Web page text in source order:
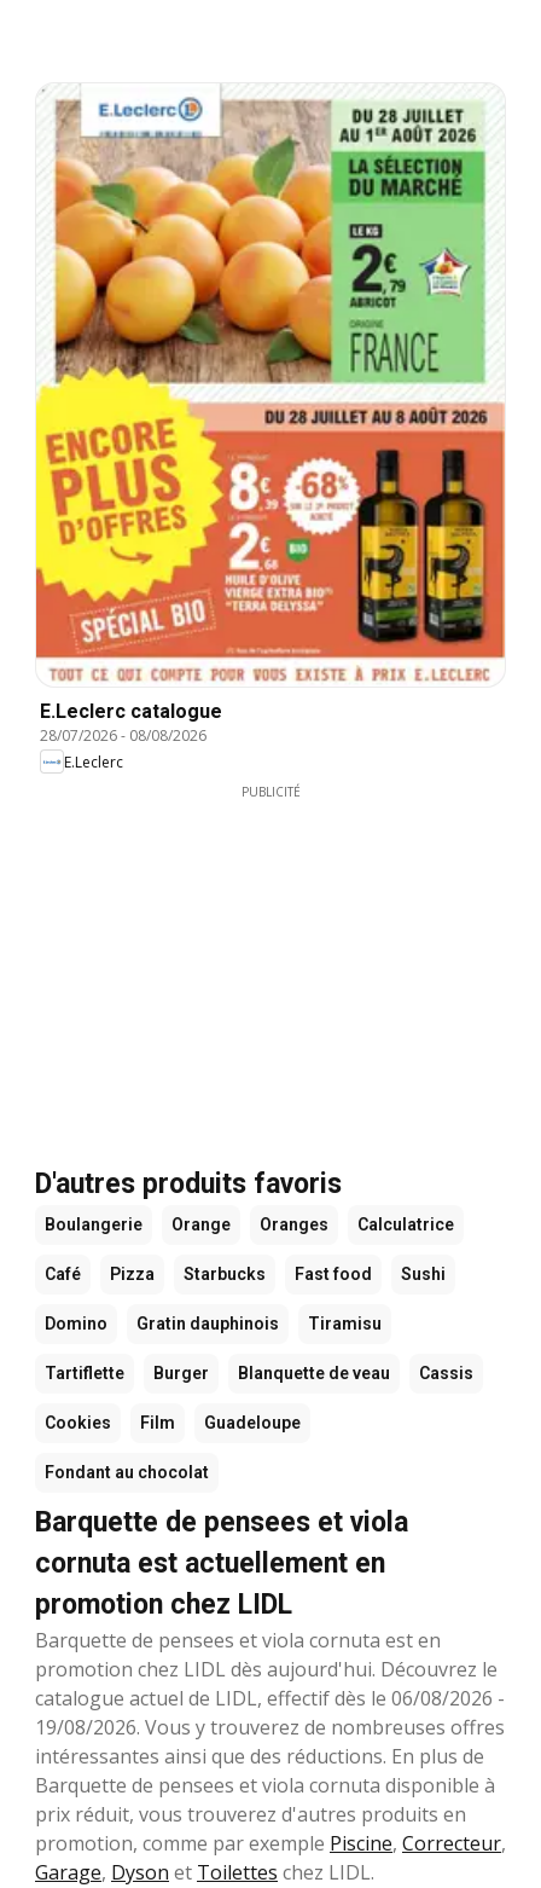
E.Leclerc catalogue
28/07/2026- 08/08/2026
E.Leclerc
PUBLICITÉ
D'autres produits favoris
Boulangerie Orange Oranges Calculatrice
Café Pizza Starbucks Fast food Sushi
Domino Gratin dauphinois Tiramisu
Tartiflette Burger Blanquette de veau Cassis
Cookies Film Guadeloupe
Fondant au chocolat
Barquette de pensees et viola
cornuta est actuellement en
promotion chez LIDL
Barquette de pensees et viola cornuta est en
promotion chez LIDL dès aujourd'hui. Découvrez le
catalogue actuel de LIDL, effectif dès le 06/08/2026 -
19/08/2026. Vous y trouverez de nombreuses offres
intéressantes ainsi que des réductions. En plus de
Barquette de pensees et viola cornuta disponible à
prix réduit, vous trouverez d'autres produits en
promotion, comme par exemple Piscine, Correcteur,
Garage, Dyson et Toilettes chez LIDL.